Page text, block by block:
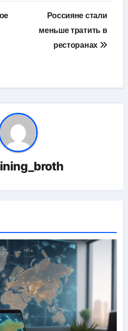
Россияне стали
меньше тратить в
ресторанах